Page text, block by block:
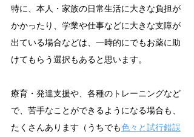
特に、本人・家族の日常生活に大きな負担が
かかったり、学業や仕事などに大きな支障が
出ている場合などは、一時的にでもお薬に助
けてもらう選択もあると思います。
療育・発達支援や、各種のトレーニングなど
で、苦手なことができるようになる場合も、
たくさんあります（うちでも色々と試行錯誤